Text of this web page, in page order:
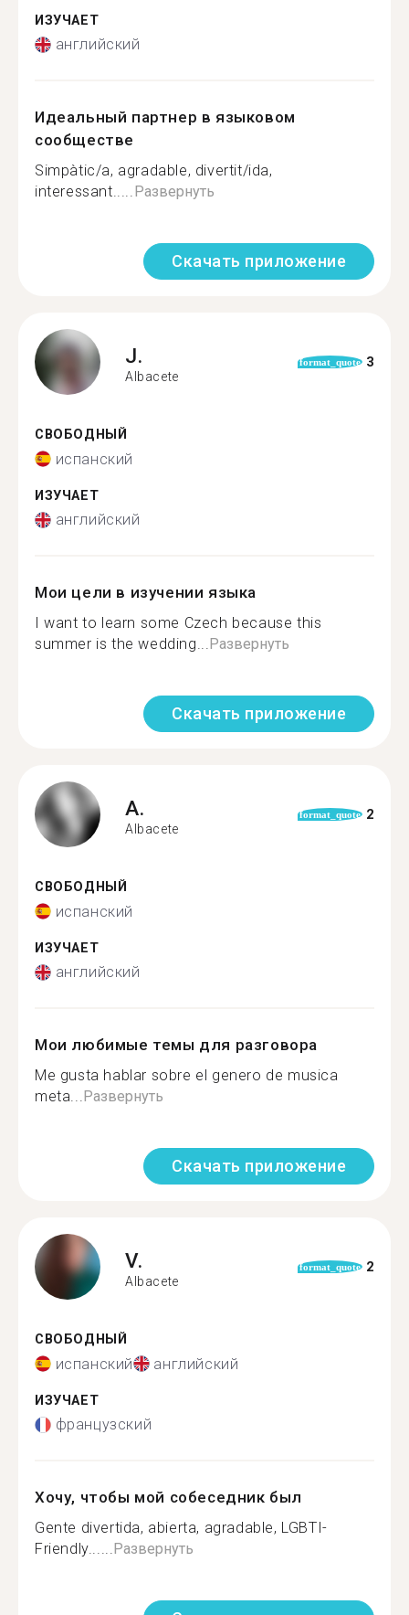
ИЗУЧАЕТ
английский
Идеальный партнер в языковом
сообществе
Simpàtic/a, agradable, divertit/ida,
interessant.....Развернуть
Скачать приложение
J.
Albacete
format_quote 3
СВОБОДНЫЙ
испанский
ИЗУЧАЕТ
английский
Мои цели в изучении языка
I want to learn some Czech because this
summer is the wedding...Развернуть
Скачать приложение
A.
Albacete
format_quote 2
СВОБОДНЫЙ
испанский
ИЗУЧАЕТ
английский
Мои любимые темы для разговора
Me gusta hablar sobre el genero de musica
meta...Развернуть
Скачать приложение
V.
Albacete
format_quote 2
СВОБОДНЫЙ
испанский английский
ИЗУЧАЕТ
французский
Хочу, чтобы мой собеседник был
Gente divertida, abierta, agradable, LGBTI-
Friendly......Развернуть